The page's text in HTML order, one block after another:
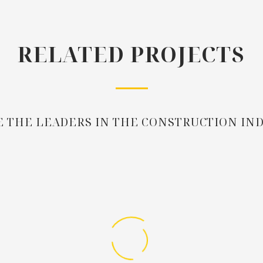
RELATED PROJECTS
THE LEADERS IN THE CONSTRUCTION